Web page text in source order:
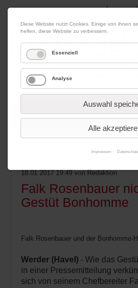
06. August 2026 Impressum|Kontakt
Werbung
18.01.2017 19:49 von Redaktion
Falk Rosenbauer
Gestüt Bonhomme
Falk Rosenbauer und der
Werder (Havel) - Wie das
in einer Pressemitteilung
sich von seinem Chefbereiter
Diese Website nutzt Cookies. Einige von ihnen
helfen, diese Website zu verbessern.
Essenziell
Analyse
Auswahl
Alle
Impressum Datenschutz